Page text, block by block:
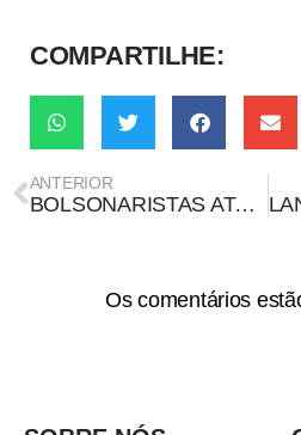
COMPARTILHE:
ANTERIOR
BOLSONARISTAS ATACAM PROVAS, DEFENDEM ANISTIA E MINIMIZAM O 8/1 EM ATOS NO 7 DE SETEMBRO
Os comentários